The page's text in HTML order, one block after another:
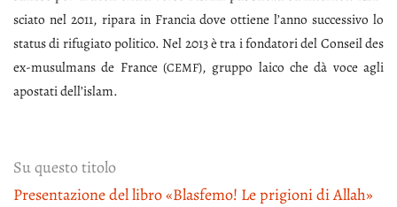
scia­to nel 2011, ri­pa­ra in Fran­cia do­ve ot­tie­ne l’an­no suc­ces­si­vo lo
sta­tus di ri­fu­gia­to po­li­ti­co. Nel 2013 è tra i fon­da­to­ri del Con­seil des
ex-mu­sul­mans de Fran­ce (CEMF), grup­po lai­co che dà vo­ce agli
apo­sta­ti del­l’i­slam.
Su questo titolo
Presentazione del libro «Blasfemo! Le prigioni di Allah»